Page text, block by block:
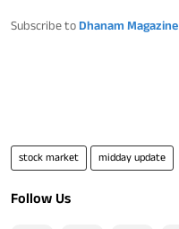
Subscribe to Dhanam Magazine
stock market midday update
Follow Us